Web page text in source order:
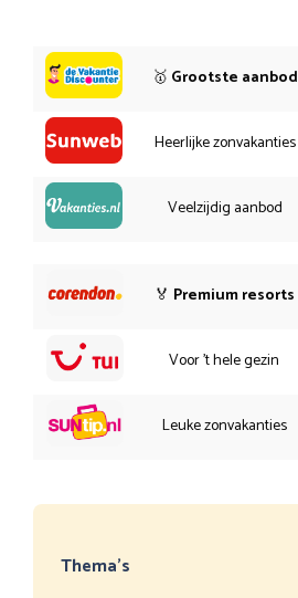
🥇 Grootste aanbod
Heerlijke zonvakanties
Veelzijdig aanbod
🏅 Premium resorts
Voor 't hele gezin
Leuke zonvakanties
Thema’s